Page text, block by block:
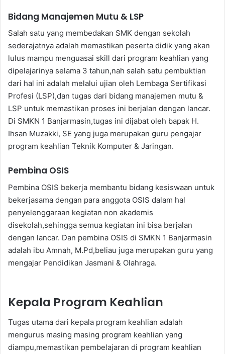
Bidang Manajemen Mutu & LSP
Salah satu yang membedakan SMK dengan sekolah
sederajatnya adalah memastikan peserta didik yang akan
lulus mampu menguasai skill dari program keahlian yang
dipelajarinya selama 3 tahun,nah salah satu pembuktian
dari hal ini adalah melalui ujian oleh Lembaga Sertifikasi
Profesi (LSP),dan tugas dari bidang manajemen mutu &
LSP untuk memastikan proses ini berjalan dengan lancar.
Di SMKN 1 Banjarmasin,tugas ini dijabat oleh bapak H.
Ihsan Muzakki, SE yang juga merupakan guru pengajar
program keahlian Teknik Komputer & Jaringan.
Pembina OSIS
Pembina OSIS bekerja membantu bidang kesiswaan untuk
bekerjasama dengan para anggota OSIS dalam hal
penyelenggaraan kegiatan non akademis
disekolah,sehingga semua kegiatan ini bisa berjalan
dengan lancar. Dan pembina OSIS di SMKN 1 Banjarmasin
adalah ibu Amnah, M.Pd,beliau juga merupakan guru yang
mengajar Pendidikan Jasmani & Olahraga.
Kepala Program Keahlian
Tugas utama dari kepala program keahlian adalah
mengurus masing masing program keahlian yang
diampu,memastikan pembelajaran di program keahlian